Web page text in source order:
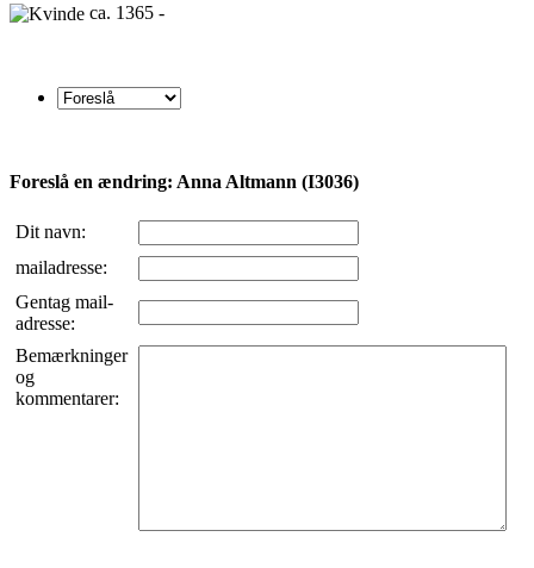
ca. 1365 -
Foreslå en ændring: Anna Altmann (I3036)
Dit navn:
mailadresse:
Gentag mail-
adresse:
Bemærkninger
og
kommentarer: